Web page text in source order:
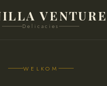
VENTURE
Delicacies
WELKOM